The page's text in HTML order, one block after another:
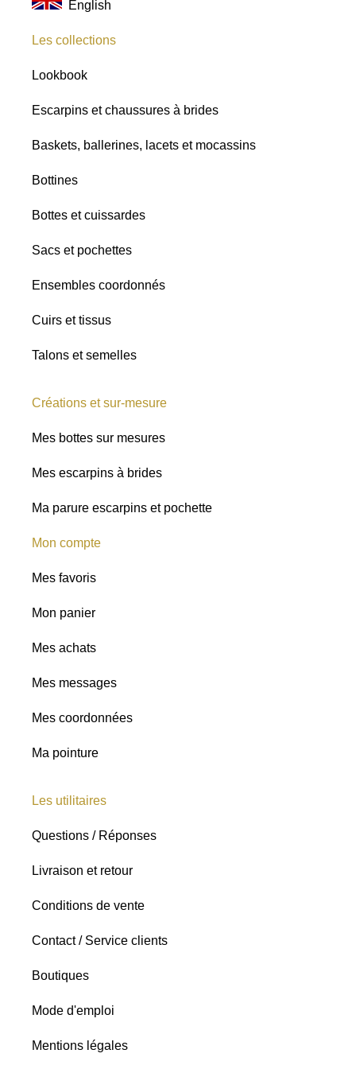
Paillettes
nuances
English
Les collections
Lookbook
Escarpins et chaussures à brides
Baskets, ballerines, lacets et mocassins
Bottines
Bottes et cuissardes
Sacs et pochettes
Ensembles coordonnés
Cuirs et tissus
Talons et semelles
Créations et sur-mesure
Mes bottes sur mesures
Mes escarpins à brides
Ma parure escarpins et pochette
Mon compte
Mes favoris
Mon panier
Mes achats
Mes messages
Mes coordonnées
Ma pointure
Les utilitaires
Questions / Réponses
Livraison et retour
Conditions de vente
Contact / Service clients
Boutiques
Mode d'emploi
Mentions légales